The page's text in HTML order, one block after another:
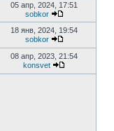
05 апр, 2024, 17:51
sobkor
18 янв, 2024, 19:54
sobkor
08 апр, 2023, 21:54
konsvet